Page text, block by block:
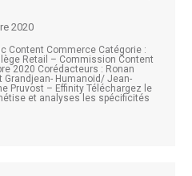
2020
Content Commerce Catégorie :
Retail – Commission Content
2020 Corédacteurs : Ronan
Humanoid/ Jean-
Pruvost – Effinity Téléchargez le
et analyses les spécificités